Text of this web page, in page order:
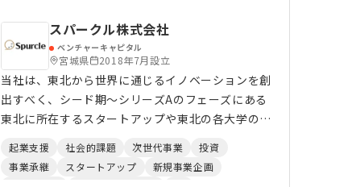
スパークル株式会社
ベンチャーキャピタル
宮城県 2018年7月設立
当社は、東北から世界に通じるイノベーションを創
出すべく、シード期～シリーズAのフェーズにある
東北に所在するスタートアップや東北の各大学の大
ハンズオン支援を行っています。 また、起業準備
中の方からの起業・投資相談も随時積極的に受け付
起業支援 社会的課題 次世代事業
投資
事業承継
スタートアップ
新規事業企画